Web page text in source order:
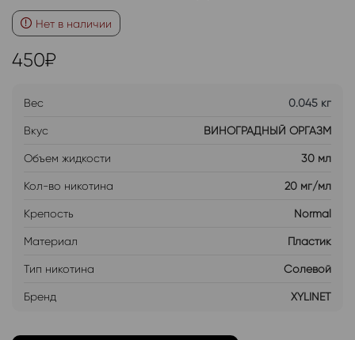
Нет в наличии
450₽
Вес 0.045 кг
Вкус ВИНОГРАДНЫЙ ОРГАЗМ
Объем жидкости 30 мл
Кол-во никотина 20 мг/мл
Крепость Normal
Материал Пластик
Тип никотина Солевой
Бренд XYLINET